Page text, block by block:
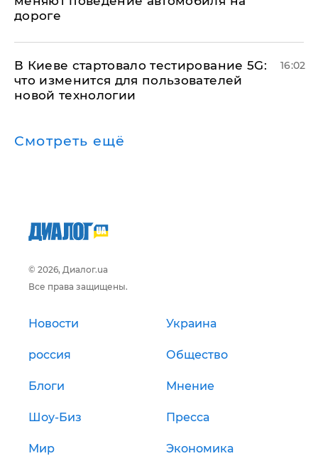
дороге
В Киеве стартовало тестирование 5G:
что изменится для пользователей
новой технологии
16:02
Смотреть ещё
© 2026, Диалог.ua
Все права защищены.
Новости Украина
россия Общество
Блоги Мнение
Шоу-Биз Пресса
Мир Экономика